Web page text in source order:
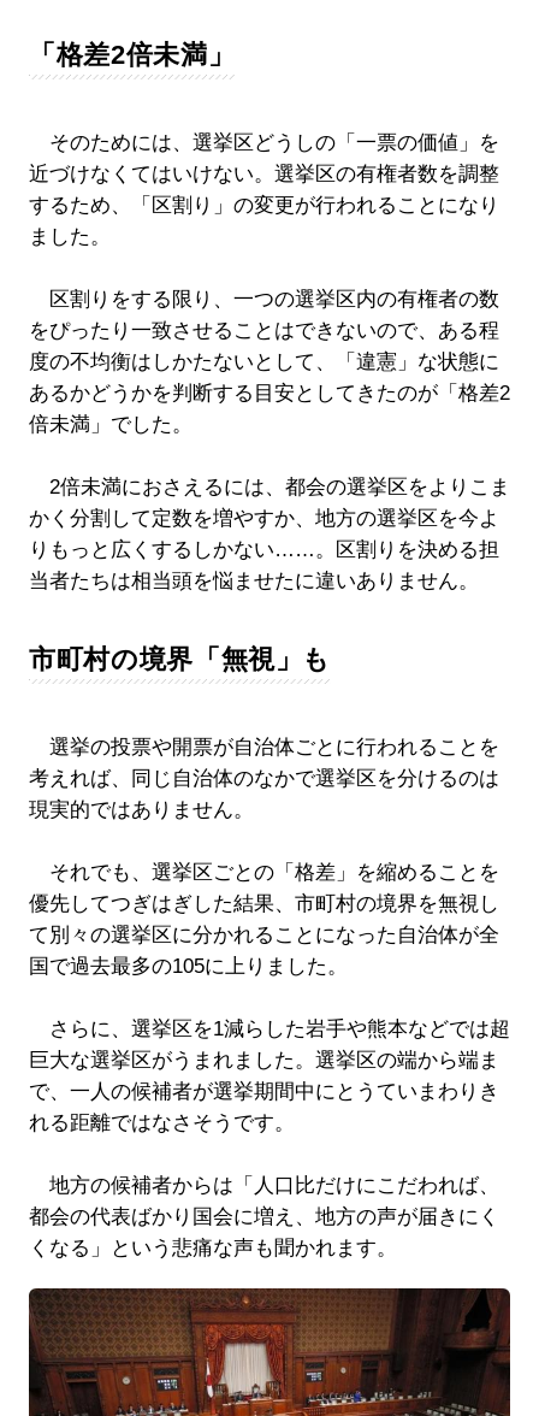
「格差2倍未満」
そのためには、選挙区どうしの「一票の価値」を
近づけなくてはいけない。選挙区の有権者数を調整
するため、「区割り」の変更が行われることになり
ました。
区割りをする限り、一つの選挙区内の有権者の数
をぴったり一致させることはできないので、ある程
度の不均衡はしかたないとして、「違憲」な状態に
あるかどうかを判断する目安としてきたのが「格差2
倍未満」でした。
2倍未満におさえるには、都会の選挙区をよりこま
かく分割して定数を増やすか、地方の選挙区を今よ
りもっと広くするしかない……。区割りを決める担
当者たちは相当頭を悩ませたに違いありません。
市町村の境界「無視」も
選挙の投票や開票が自治体ごとに行われることを
考えれば、同じ自治体のなかで選挙区を分けるのは
現実的ではありません。
それでも、選挙区ごとの「格差」を縮めることを
優先してつぎはぎした結果、市町村の境界を無視し
て別々の選挙区に分かれることになった自治体が全
国で過去最多の105に上りました。
さらに、選挙区を1減らした岩手や熊本などでは超
巨大な選挙区がうまれました。選挙区の端から端ま
で、一人の候補者が選挙期間中にとうていまわりき
れる距離ではなさそうです。
地方の候補者からは「人口比だけにこだわれば、
都会の代表ばかり国会に増え、地方の声が届きにく
くなる」という悲痛な声も聞かれます。